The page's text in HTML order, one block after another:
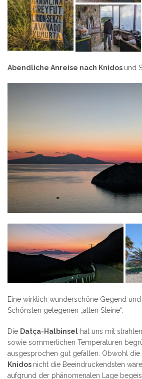
Abendliche Anreise nach Knidos und
Eine wirklich wunderschöne Gegend
Schönsten gelegenen „alten Steine“.
Die Datça-Halbinsel hat uns mit
sowie sommerlichen Temperaturen
ausgesprochen gut gefallen. Obwohl die
Knidos nicht die Beeindruckendsten
aufgrund der phänomenalen Lage